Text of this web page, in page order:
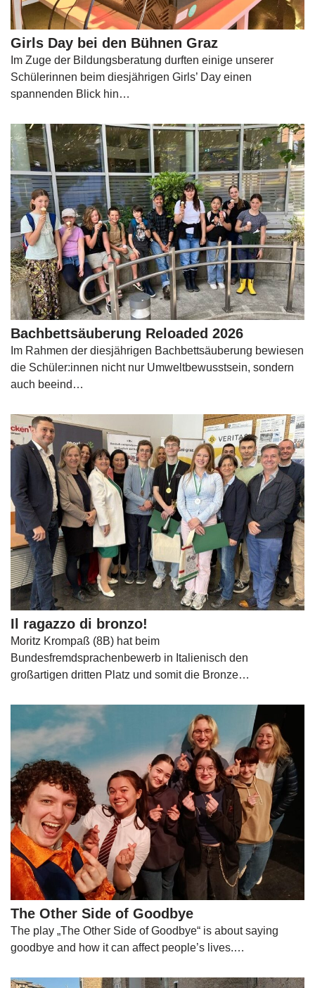
Girls Day bei den Bühnen Graz
Im Zuge der Bildungsberatung durften einige unserer
Schülerinnen beim diesjährigen Girls’ Day einen
spannenden Blick hin…
Bachbettsäuberung Reloaded 2026
Im Rahmen der diesjährigen Bachbettsäuberung bewiesen
die Schüler:innen nicht nur Umweltbewusstsein, sondern
auch beeind…
Il ragazzo di bronzo!
Moritz Krompaß (8B) hat beim
Bundesfremdsprachenbewerb in Italienisch den
großartigen dritten Platz und somit die Bronze…
The Other Side of Goodbye
The play „The Other Side of Goodbye“ is about saying
goodbye and how it can affect people’s lives.…